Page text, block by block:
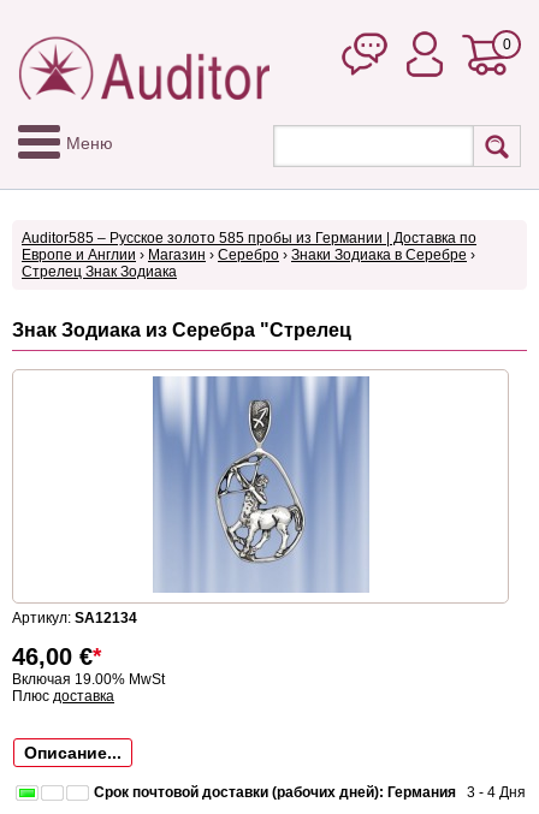
0
Меню
Auditor585 – Русское золото 585 пробы из Германии | Доставка по
Европе и Англии › Магазин › Серебро › Знаки Зодиака в Серебре ›
Стрелец Знак Зодиака
Знак Зодиака из Серебра "Стрелец
Артикул: SA12134
46,00 €*
Включая 19.00% MwSt
Плюс доставка
Описание...
Срок почтовой доставки (рабочих дней): Германия 3 - 4 Дня